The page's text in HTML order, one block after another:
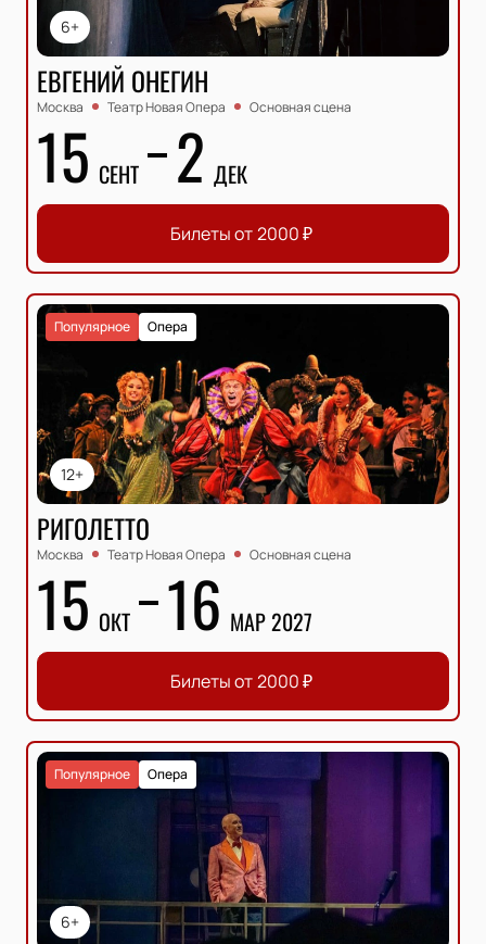
6+
ЕВГЕНИЙ ОНЕГИН
Москва Театр Новая Опера Основная сцена
15 СЕНТ 2 ДЕК
Билеты от 2000₽
12+
Опера
Популярное
РИГОЛЕТТО
Москва Театр Новая Опера Основная сцена
15 ОКТ 16 МАР 2027
Билеты от 2000₽
6+
Опера
Популярное